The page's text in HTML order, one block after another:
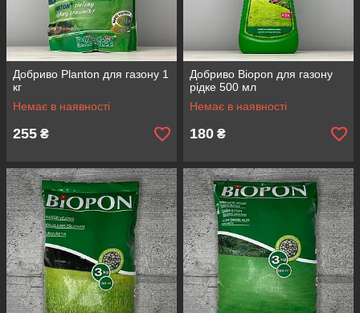
Добриво Planton для газону 1
кг
Немає в наявності
255 ₴
Добриво Biopon для газону
рідке 500 мл
Немає в наявності
180 ₴